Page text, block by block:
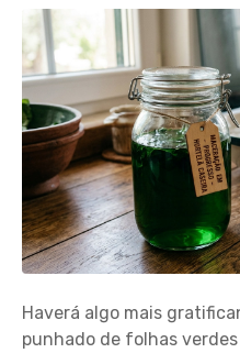
Haverá algo mais
punhado de folhas